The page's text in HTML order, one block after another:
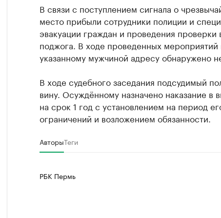
В связи с поступлением сигнала о
место прибыли сотрудники полиции и
эвакуации граждан и проведения
поджога. В ходе проведенных мероприятий
указанному мужчиной адресу обнаружено
В ходе судебного заседания подсудимый
вину. Осуждённому назначено наказание в
на срок 1 год с установлением на период
ограничений и возложением обязанности.
АвторыТеги
РБК Пермь